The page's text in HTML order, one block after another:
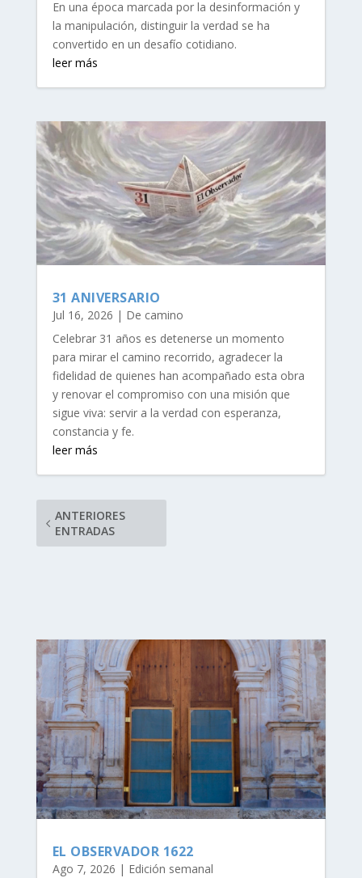
En una época marcada por la desinformación y
la manipulación, distinguir la verdad se ha
convertido en un desafío cotidiano.
leer más
31 ANIVERSARIO
Jul 16, 2026 | De camino
Celebrar 31 años es detenerse un momento
para mirar el camino recorrido, agradecer la
fidelidad de quienes han acompañado esta obra
y renovar el compromiso con una misión que
sigue viva: servir a la verdad con esperanza,
constancia y fe.
leer más
ANTERIORES
ENTRADAS
EL OBSERVADOR 1622
Ago 7, 2026 | Edición semanal